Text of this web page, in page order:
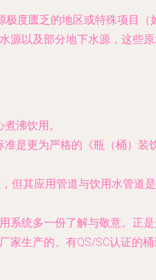
度匮乏的地区或特殊项目
以及部分地下水源，这些
沸饮用。
是更为严格的《瓶（桶）装
但其应用管道与饮用水管道
统多一份了解与敬意。正
生产的、有QS/SC认证的